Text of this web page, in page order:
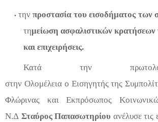
• την προστασίατουεισοδήματος των
τημείωση ασφαλιστικών κρατήσεων
και επιχειρήσεις.
Κατά την
στην Ολομέλειαο Εισηγητήςτης
Φλώρινας και Εκπρόσωπος
Ν.Δ Σταύρος Παπασωτηρίου ανέλυσετις